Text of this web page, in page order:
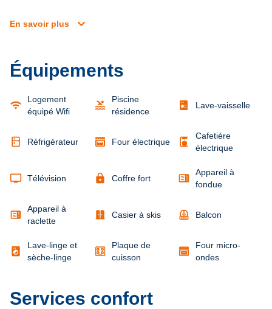
En savoir plus expand_more
Équipements
wifi
Logement
équipé Wifi
pool
Piscine
résidence
Lave-vaisselle
kitchen Réfrigérateur Four électrique coffee_maker
Cafetière
électrique
tv Télévision lock Coffre fort microwave
Appareil à
fondue
microwave
Appareil à
raclette
door_sliding Casier à skis balcony Balcon
local_laundry_service
Lave-linge et
sèche-linge
Plaque de
cuisson
Four micro-
ondes
Services confort